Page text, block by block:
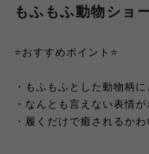
もふもふ動物ショ
⭐️おすすめポイント⭐️
・もふもふとした動物柄
・なんとも言えない表情が
・履くだけで癒されるか